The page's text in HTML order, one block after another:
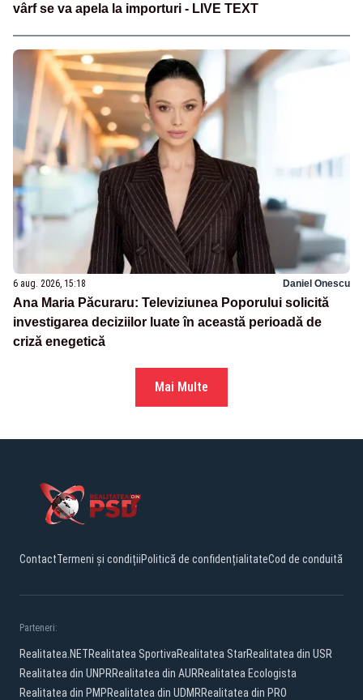
vârf se va apela la importuri - LIVE TEXT
6 aug. 2026, 15:18 Daniel Onescu
Ana Maria Păcuraru: Televiziunea Poporului solicită
investigarea deciziilor luate în această perioadă de
criză enegetică
Mai Multe
ContactTermeni și condițiiPolitică de confidențialitateCod de conduită
Parteneri:
Realitatea.NETRealitatea SportivaRealitatea StarRealitatea din USR
Realitatea din UNPRRealitatea din AURRealitatea Ecologista
Realitatea din PMPRealitatea din UDMRRealitatea din PRO